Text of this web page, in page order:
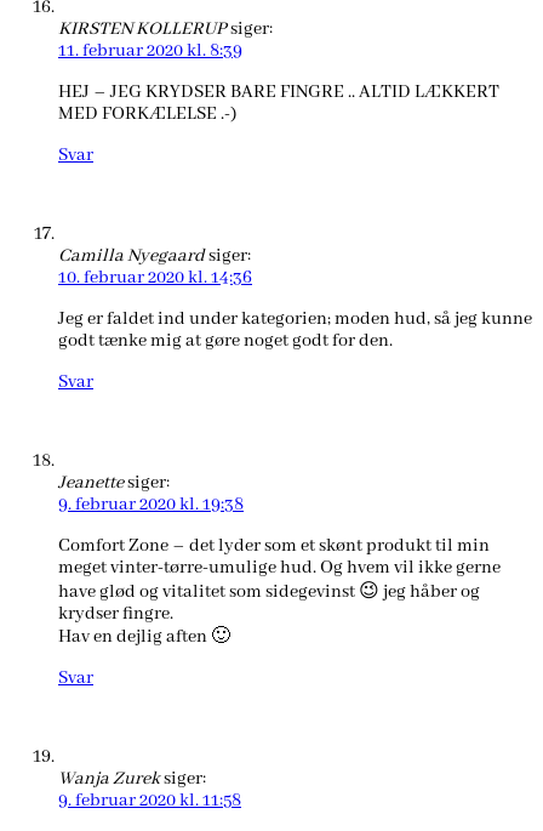
KIRSTEN KOLLERUPsiger:
11. februar 2020 kl. 8:39
HEJ – JEG KRYDSER BARE FINGRE .. ALTID LÆKKERT
MED FORKÆLELSE .-)
Svar
Camilla Nyegaardsiger:
10. februar 2020 kl. 14:36
Jeg er faldet ind under kategorien; moden hud, så jeg kunne
godt tænke mig at gøre noget godt for den.
Svar
Jeanettesiger:
9. februar 2020 kl. 19:38
Comfort Zone – det lyder som et skønt produkt til min
meget vinter-tørre-umulige hud. Og hvem vil ikke gerne
have glød og vitalitet som sidegevinst 😉 jeg håber og
krydser fingre.
Hav en dejlig aften 🙂
Svar
Wanja Zureksiger:
9. februar 2020 kl. 11:58